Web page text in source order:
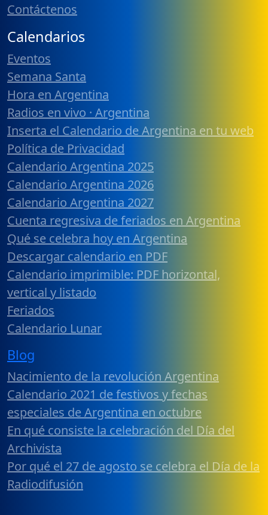
Contáctenos
Calendarios
Eventos
Semana Santa
Hora en Argentina
Radios en vivo · Argentina
Inserta el Calendario de Argentina en tu web
Política de Privacidad
Calendario Argentina 2025
Calendario Argentina 2026
Calendario Argentina 2027
Cuenta regresiva de feriados en Argentina
Qué se celebra hoy en Argentina
Descargar calendario en PDF
Calendario imprimible: PDF horizontal,
vertical y listado
Feriados
Calendario Lunar
Blog
Nacimiento de la revolución Argentina
Calendario 2021 de festivos y fechas
especiales de Argentina en octubre
En qué consiste la celebración del Día del
Archivista
Por qué el 27 de agosto se celebra el Día de la
Radiodifusión